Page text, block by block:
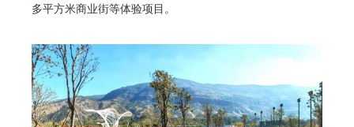
多平方米商业街等体验项目。